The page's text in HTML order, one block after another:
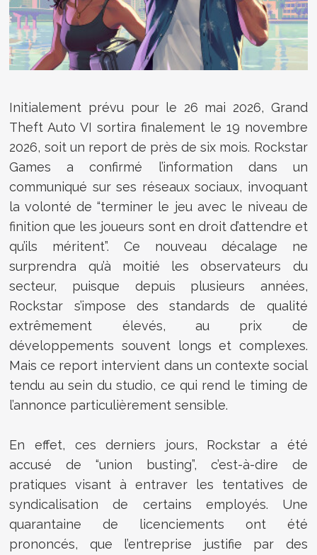
Initialement prévu pour le 26 mai 2026, Grand
Theft Auto VI sortira finalement le 19 novembre
2026, soit un report de près de six mois. Rockstar
Games a confirmé l’information dans un
communiqué sur ses réseaux sociaux, invoquant
la volonté de “terminer le jeu avec le niveau de
finition que les joueurs sont en droit d’attendre et
qu’ils méritent”. Ce nouveau décalage ne
surprendra qu’à moitié les observateurs du
secteur, puisque depuis plusieurs années,
Rockstar s’impose des standards de qualité
extrêmement élevés, au prix de
développements souvent longs et complexes.
Mais ce report intervient dans un contexte social
tendu au sein du studio, ce qui rend le timing de
l’annonce particulièrement sensible.
En effet, ces derniers jours, Rockstar a été
accusé de “union busting”, c’est-à-dire de
pratiques visant à entraver les tentatives de
syndicalisation de certains employés. Une
quarantaine de licenciements ont été
prononcés, que l’entreprise justifie par des